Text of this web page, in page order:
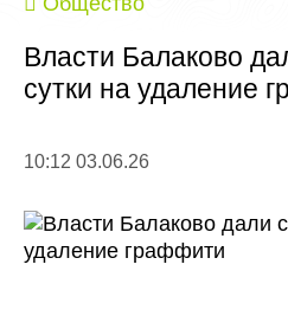
Власти Балаково
сутки на удаление
10:12 03.06.26